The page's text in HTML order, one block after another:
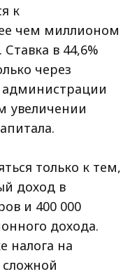
к
чем миллионом
в 44,6%
через
администрации
увеличении
только к тем,
доход в
и 400 000
дохода.
налога на
сложной